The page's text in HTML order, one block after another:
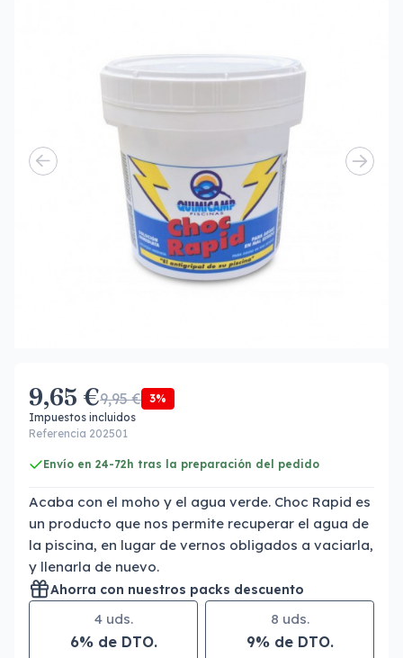
9,65 €9,95 € 3%
Impuestos incluidos
Referencia 202501
Envío en 24-72h tras la preparación del pedido
Acaba con el moho y el agua verde. Choc Rapid es
un producto que nos permite recuperar el agua de
la piscina, en lugar de vernos obligados a vaciarla,
y llenarla de nuevo.
Ahorra con nuestros packs descuento
4 uds.
6% de DTO.
8 uds.
9% de DTO.